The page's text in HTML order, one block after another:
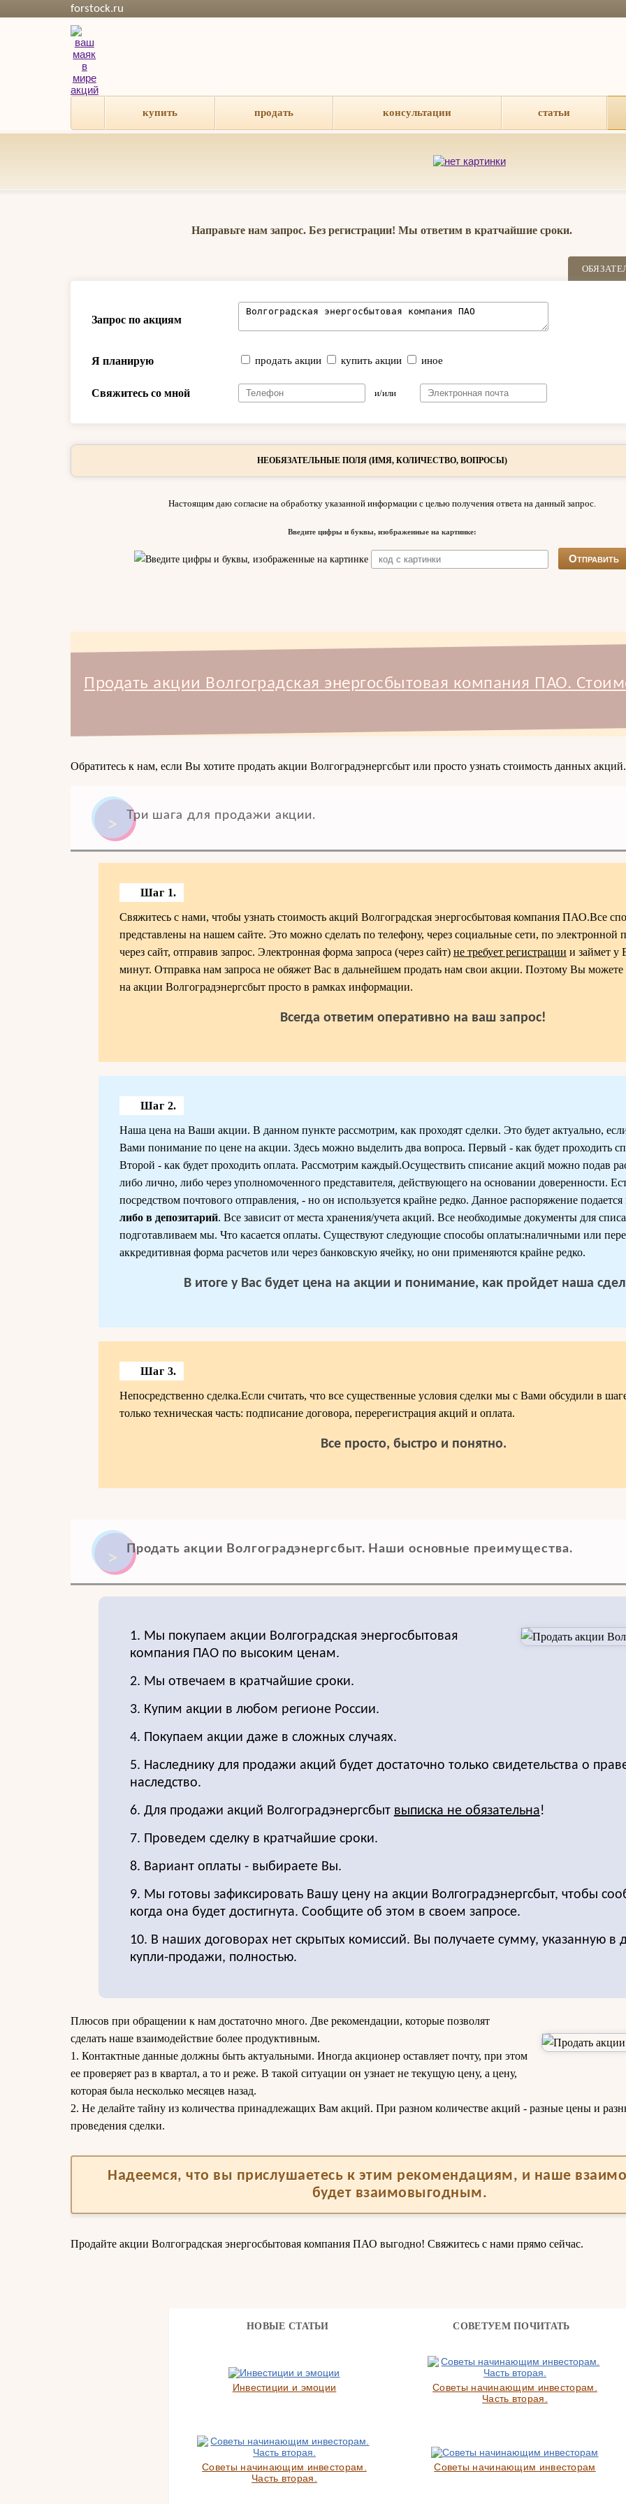
forstock.ru
купить продать консультации статьи
Направьте нам запрос. Без регистрации! Мы ответим в кратчайшие сроки.
Запрос по акциям
Я планирую продать акции купить акции иное
Свяжитесь со мной и/или
НЕОБЯЗАТЕЛЬНЫЕ ПОЛЯ (ИМЯ, КОЛИЧЕСТВО, ВОПРОСЫ)
Настоящим даю согласие на обработку указанной информации с целью получения ответа на данный запрос.
Введите цифры и буквы, изображенные на картинке:
Продать акции Волгоградская энергосбытовая компания ПАО.
Обратитесь к нам, если Вы хотите продать акции Волгоградэнергсбыт или просто узнать стоимость данных акций.
Три шага для продажи акции.
Шаг 1.
Свяжитесь с нами, чтобы узнать стоимость акций Волгоградская энергосбытовая компания ПАО.Все
представлены на нашем сайте. Это можно сделать по телефону, через социальные сети, по электронной
через сайт, отправив запрос. Электронная форма запроса (через сайт) не требует регистрации и займет у
минут. Отправка нам запроса не обяжет Вас в дальнейшем продать нам свои акции. Поэтому Вы можете
на акции Волгоградэнергсбыт просто в рамках информации.
Всегда ответим оперативно на ваш запрос!
Шаг 2.
Наша цена на Ваши акции. В данном пункте рассмотрим, как проходят сделки. Это будет актуально,
Вами понимание по цене на акции. Здесь можно выделить два вопроса. Первый - как будет проходить
Второй - как будет проходить оплата. Рассмотрим каждый.Осуществить списание акций можно подав
либо лично, либо через уполномоченного представителя, действующего на основании доверенности.
посредством почтового отправления, - но он используется крайне редко. Данное распоряжение
либо в депозитарий. Все зависит от места хранения/учета акций. Все необходимые документы для
подготавливаем мы. Что касается оплаты. Существуют следующие способы оплаты:наличными или
аккредитивная форма расчетов или через банковскую ячейку, но они применяются крайне редко.
В итоге у Вас будет цена на акции и понимание, как пройдет наша
Шаг 3.
Непосредственно сделка.Если считать, что все существенные условия сделки мы с Вами обсудили в
только техническая часть: подписание договора, перерегистрация акций и оплата.
Все просто, быстро и понятно.
Продать акции Волгоградэнергсбыт. Наши основные преимущества.
1. Мы покупаем акции Волгоградская энергосбытовая
компания ПАО по высоким ценам.
2. Мы отвечаем в кратчайшие сроки.
3. Купим акции в любом регионе России.
4. Покупаем акции даже в сложных случаях.
5. Наследнику для продажи акций будет достаточно только свидетельства о
наследство.
6. Для продажи акций Волгоградэнергсбыт выписка не обязательна!
7. Проведем сделку в кратчайшие сроки.
8. Вариант оплаты - выбираете Вы.
9. Мы готовы зафиксировать Вашу цену на акции Волгоградэнергсбыт, чтобы
когда она будет достигнута. Сообщите об этом в своем запросе.
10. В наших договорах нет скрытых комиссий. Вы получаете сумму, указанную в
купли-продажи, полностью.
Плюсов при обращении к нам достаточно много. Две рекомендации, которые позволят
сделать наше взаимодействие более продуктивным.
1. Контактные данные должны быть актуальными. Иногда акционер оставляет почту, при этом
ее проверяет раз в квартал, а то и реже. В такой ситуации он узнает не текущую цену, а цену,
которая была несколько месяцев назад.
2. Не делайте тайну из количества принадлежащих Вам акций. При разном количестве акций - разные цены и
проведения сделки.
Надеемся, что вы прислушаетесь к этим рекомендациям, и наше
будет взаимовыгодным.
Продайте акции Волгоградская энергосбытовая компания ПАО выгодно! Свяжитесь с нами прямо сейчас.
НОВЫЕ СТАТЬИ СОВЕТУЕМ ПОЧИТАТЬ
Инвестиции и эмоции
Советы начинающим инвесторам.
Часть вторая.
Советы начинающим инвесторам.
Часть вторая.
Советы начинающим инвесторам